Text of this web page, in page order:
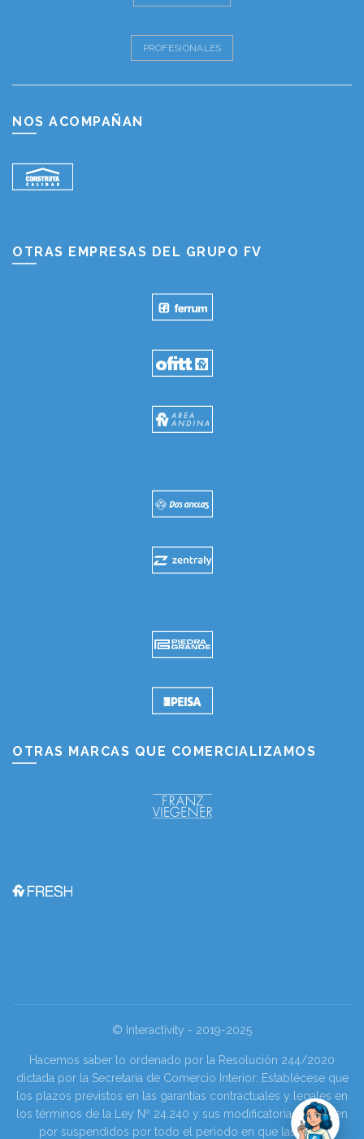
PROFESIONALES
NOS ACOMPAÑAN
OTRAS EMPRESAS DEL GRUPO FV
OTRAS MARCAS QUE COMERCIALIZAMOS
© Interactivity - 2019-2025
Hacemos saber lo ordenado por la Resolución 244/2020
dictada por la Secretaria de Comercio Interior: Establécese que
los plazos previstos en las garantías contractuales y legales en
los términos de la Ley Nº 24.240 y sus modificatorias se tienen
por suspendidos por todo el periodo en que las y los